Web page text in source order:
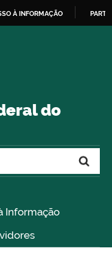
À INFORMAÇÃO
do
Informação